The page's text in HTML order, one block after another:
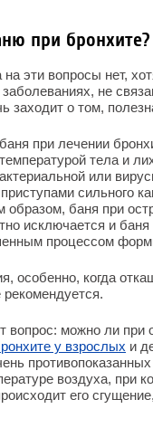
при бронхите?
на эти вопросы нет,
не
заходит о том,
при лечении
тела и
или
сильного
баня при
исключается и
процессом
особенно, когда
вопрос: можно ли при
у взрослых и
воздуха, при
его